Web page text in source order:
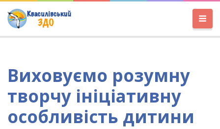
Виховуємо розумну
творчу ініціативну
особливість дитини